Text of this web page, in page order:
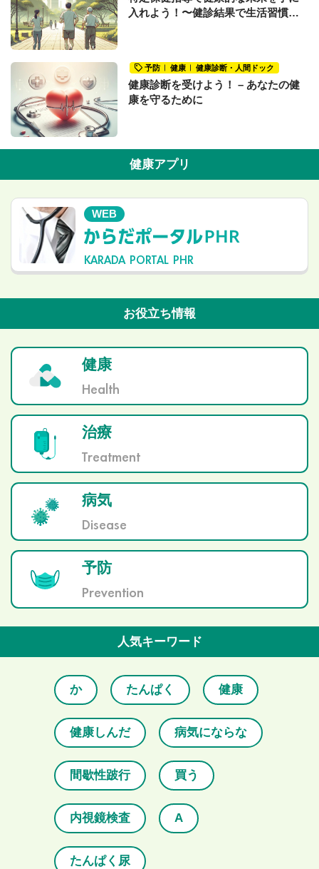
入れよう！〜健診結果で生活習慣の
予防 健康 健康診断・人間ドック
健康診断を受けよう！ – あなたの健
康を守るために
健康アプリ
WEB
KARADA PORTAL PHR
お役立ち情報
健康
Health
治療
Treatment
病気
Disease
予防
Prevention
人気キーワード
か たんぱく 健康
健康しんだ 病気にならな
間歇性跛行 買う
内視鏡検査 A
たんぱく尿